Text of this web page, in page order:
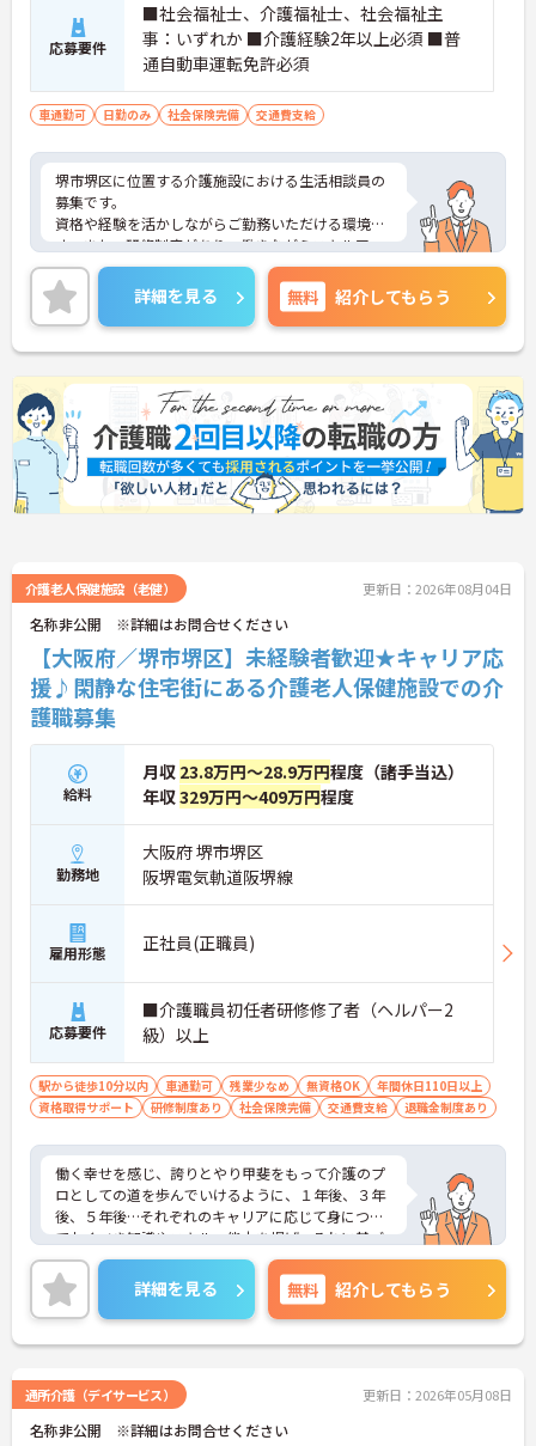
応募要件
■社会福祉士、介護福祉士、社会福祉主
事：いずれか ■介護経験2年以上必須 ■普
通自動車運転免許必須
車通勤可 日勤のみ 社会保険完備 交通費支給
堺市堺区に位置する介護施設における生活相談員の
募集です。
資格や経験を活かしながらご勤務いただける環境で
す。また、研修制度があり、働きながらスキルアッ
プが目指せる環境です。
ご興味のある方には、面接対策ポイントなど、さら
に詳細をご案内しますのでお気軽にご相談くださ
い！
詳細を見る 無料 紹介してもらう
介護老人保健施設（老健） 更新日：2026年08月04日
名称非公開 ※詳細はお問合せください
【大阪府／堺市堺区】未経験者歓迎★キャリア応
援♪閑静な住宅街にある介護老人保健施設での介
護職募集
給料
月収 23.8万円～28.9万円程度（諸手当込）
年収329万円～409万円程度
勤務地
大阪府 堺市堺区
阪堺電気軌道阪堺線
雇用形態 正社員(正職員)
応募要件
■介護職員初任者研修修了者（ヘルパー2
級）以上
駅から徒歩10分以内 車通勤可 残業少なめ 無資格OK
年間休日110日以上
資格取得サポート
研修制度あり 社会保険完備 交通費支給 退職金制度あり
働く幸せを感じ、誇りとやり甲斐をもって介護のプ
ロとしての道を歩んでいけるように、１年後、３年
後、５年後…それぞれのキャリアに応じて身につけ
ておくべき知識やスキル、能力を掲げ、それに基づ
いて教育研修や資格取得支援を行い、あなたの成長
を力強くサポートしていく仕組みを整えています。
ちなみに新人の約７割は介護福祉の知識やスキルが
ないゼロからスタートした未経験者。でもそんな先
福祉会は長年培ってきた人財育成のノウハウと経験
を通じて、あなたの成長をしっかりサポートしてい
きます。
詳細を見る 無料 紹介してもらう
通所介護（デイサービス） 更新日：2026年05月08日
名称非公開 ※詳細はお問合せください